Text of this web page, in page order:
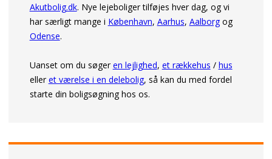
Akutbolig.dk. Nye lejeboliger tilføjes hver dag, og vi
har særligt mange i København, Aarhus, Aalborgog
Odense.
Uanset om du søger en lejlighed, et rækkehus / hus
eller et værelse i en delebolig, så kan du med fordel
starte din boligsøgning hos os.